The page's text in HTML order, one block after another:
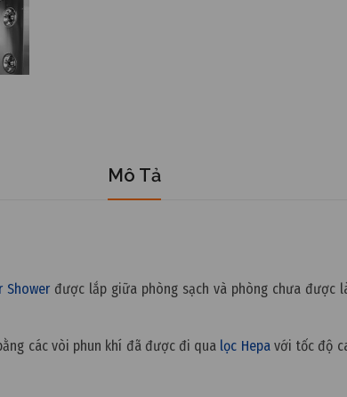
Mô Tả
Shower được lắp giữa phòng sạch và phòng chưa được
các vòi phun khí đã được đi qua lọc Hepavới tốc độ